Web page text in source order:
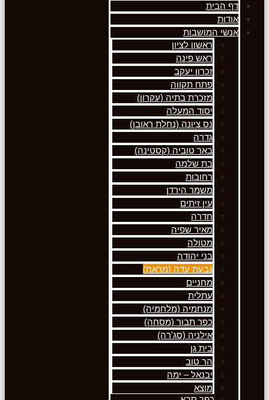
דף הבית
אודות
אנשי המושבות
ראשון לציון
ראש פינה
זכרון יעקב
פתח תקווה
מזכרת בתיה (עקרון)
יסוד המעלה
נס ציונה (נחלת ראובן)
גדרה
באר טוביה (קסטינה)
בת שלמה
רחובות
משמר הירדן
עין זיתים
חדרה
מאיר שפיה
מטולה
בני יהודה
גבעת עדה (מראח)
מחניים
עתלית
מנחמיה (מלחמיה)
כפר תבור (מסחה)
אילניה (סג'רה)
בית גן
הר טוב
יבנאל – ימה
מוצא